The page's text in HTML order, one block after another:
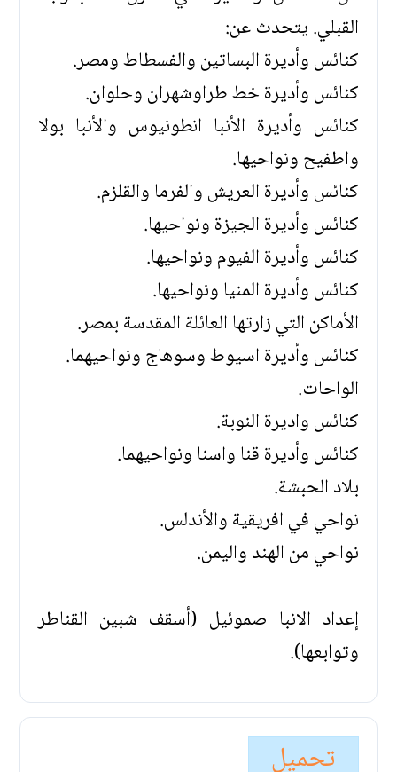
القبلي. يتحدث عن:
كنائس وأديرة البساتين والفسطاط ومصر.
كنائس وأديرة خط طراوشهران وحلوان.
كنائس وأديرة الأنبا انطونيوس والأنبا بولا
واطفيح ونواحيها.
كنائس وأديرة العريش والفرما والقلزم.
كنائس وأديرة الجيزة ونواحيها.
كنائس وأديرة الفيوم ونواحيها.
كنائس وأديرة المنيا ونواحيها.
الأماكن التي زارتها العائلة المقدسة بمصر.
كنائس وأديرة اسيوط وسوهاج ونواحيهما.
الواحات.
كنائس واديرة النوبة.
كنائس وأديرة قنا واسنا ونواحيهما.
بلاد الحبشة.
نواحي في افريقية والأندلس.
نواحي من الهند واليمن.
إعداد الانبا صموئيل (أسقف شبين القناطر
وتوابعها).
تحميل